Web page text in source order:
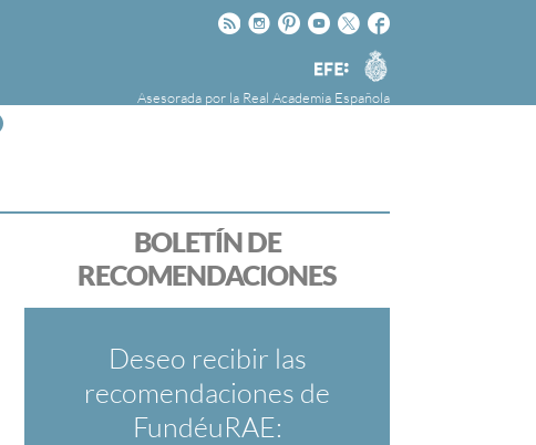
Facebook
Twitter
Youtube
Pinteres
Instagram
Rss
Agencia
EFE
Asesorada por la Real Academia Española
la Agencia Efe y la Real Academia Española,
cuyo objetivo es colaborar con el buen uso del
español en los medios de comunicación y en
Internet.
BOLETÍN DE
RECOMENDACIONES
Deseo recibir las
recomendaciones de
FundéuRAE: